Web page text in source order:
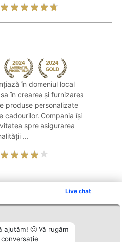
Live chat
ajutăm! 🙂 Vă rugăm
în domeniul local
în crearea și furnizarea
produse personalizate
cadourilor. Compania își
spre asigurarea
...
SRL